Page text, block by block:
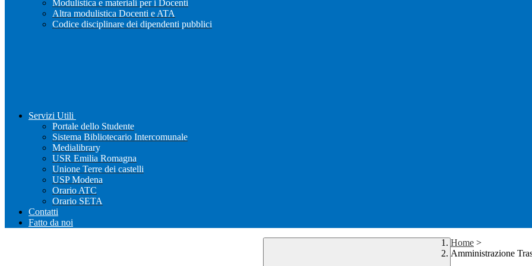
Modulistica e materiali per i Docenti
Altra modulistica Docenti e ATA
Codice disciplinare dei dipendenti pubblici
Servizi Utili
Portale dello Studente
Sistema Bibliotecario Intercomunale
Medialibrary
USR Emilia Romagna
Unione Terre dei castelli
USP Modena
Orario ATC
Orario SETA
Contatti
Fatto da noi
Home >
Amministrazione